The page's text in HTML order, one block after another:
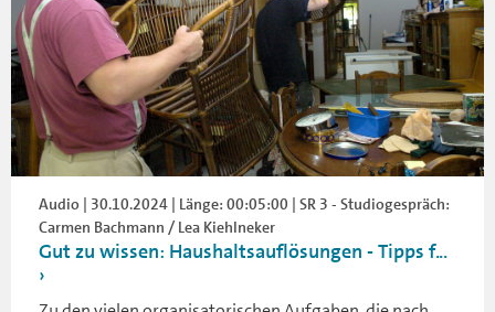
Audio | 30.10.2024 | Länge: 00:05:00 | SR 3 - Studiogespräch:
Carmen Bachmann / Lea Kiehlneker
Gut zu wissen: Haushaltsauflösungen - Tipps f...